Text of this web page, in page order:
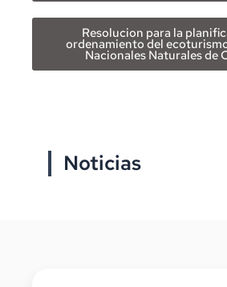
Resolucion para la
ordenamiento del
Nacionales Naturales de
Noticias